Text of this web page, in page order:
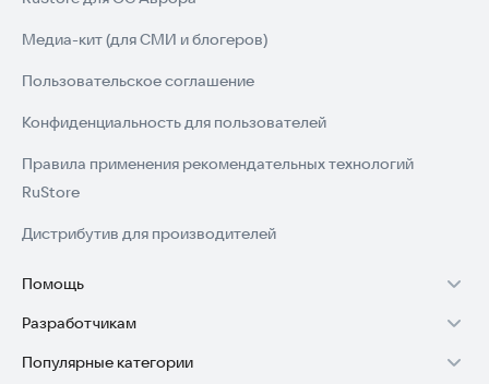
Медиа-кит (для СМИ и блогеров)
Пользовательское соглашение
Конфиденциальность для пользователей
Правила применения рекомендательных технологий
RuStore
Дистрибутив для производителей
Помощь
Установка RuStore на TV
Установка RuStore на телефон
Разработчикам
Зарабатывать с RuStore
Популярные категории